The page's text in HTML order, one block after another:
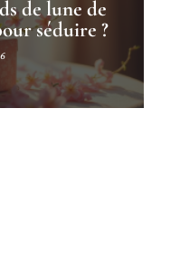
de lune de
séduire ?